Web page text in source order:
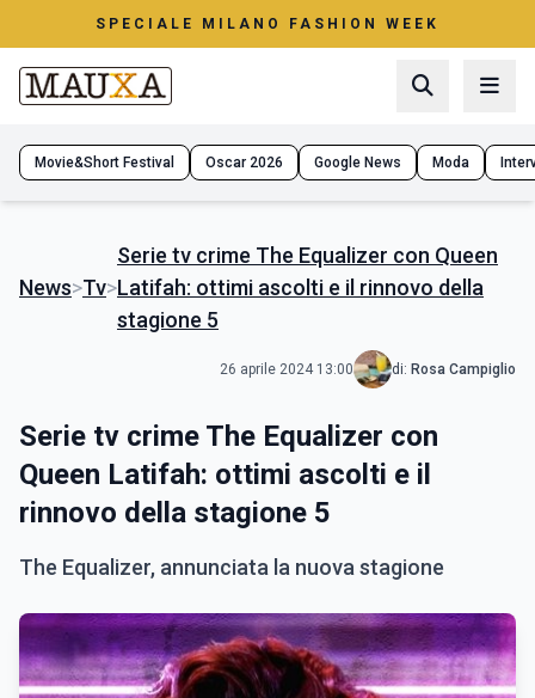
SPECIALE MILANO FASHION WEEK
Movie&Short Festival Oscar 2026 Google News Moda
News>Tv>
Serie tv crime The Equalizer con Queen
Latifah: ottimi ascolti e il rinnovo della
stagione 5
26 aprile 2024 13:00 di: Rosa Campiglio
Serie tv crime The Equalizer con
Queen Latifah: ottimi ascolti e il
rinnovo della stagione 5
The Equalizer, annunciata la nuova stagione